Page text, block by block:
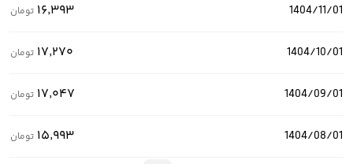
1404/11/01 ۱۶٬۳۹۳ تومان
1404/10/01 ۱۷٬۲۷۰ تومان
1404/09/01 ۱۷٬۰۴۷ تومان
1404/08/01 ۱۵٬۹۹۳ تومان